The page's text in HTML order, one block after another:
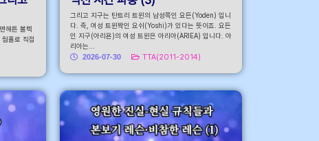
해튼 볼텍
홀로 직접
그리고 지구는 탄트리 트윈의 남성쪽인 요든(Yoden) 입니
다. 즉, 여성 트윈짝인 요쉬(Yoshi)가 있다는 뜻이죠. 요든
인 지구(아리욘)의 여성 트윈은 아리아(ARIEA) 입니다. 아
리아는...
2026-07-30
TTA(2011-2014)